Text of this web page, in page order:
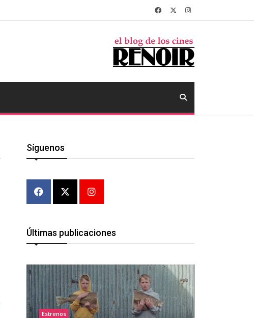
Síguenos
Últimas publicaciones
Estrenos